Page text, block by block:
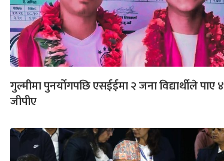
गुल्मीमा पुनर्योगपछि एसईईमा २ जना विद्यार्थीले पाए ४
जीपीए